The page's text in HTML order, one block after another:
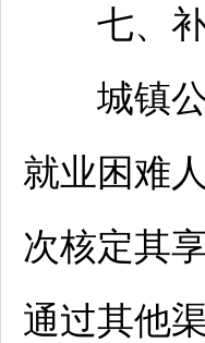
七、补
城镇公
就业困难
次核定其
通过其他